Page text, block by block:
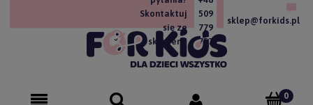
Skontaktuj
się ze
sklepem!
509
779
757
sklep@forkids.pl